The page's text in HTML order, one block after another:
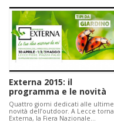
Externa 2015: il
programma e le novità
Quattro giorni dedicati alle ultime
novità dell’outdoor. A Lecce torna
Externa, la Fiera Nazionale…